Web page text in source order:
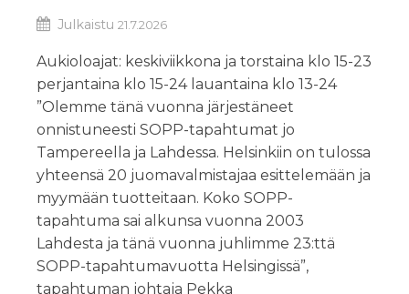
Julkaistu 21.7.2026
Aukioloajat: keskiviikkona ja torstaina klo 15-23
perjantaina klo 15-24 lauantaina klo 13-24
”Olemme tänä vuonna järjestäneet
onnistuneesti SOPP-tapahtumat jo
Tampereella ja Lahdessa. Helsinkiin on tulossa
yhteensä 20 juomavalmistajaa esittelemään ja
myymään tuotteitaan. Koko SOPP-
tapahtuma sai alkunsa vuonna 2003
Lahdesta ja tänä vuonna juhlimme 23:ttä
SOPP-tapahtumavuotta Helsingissä”,
tapahtuman johtaja Pekka